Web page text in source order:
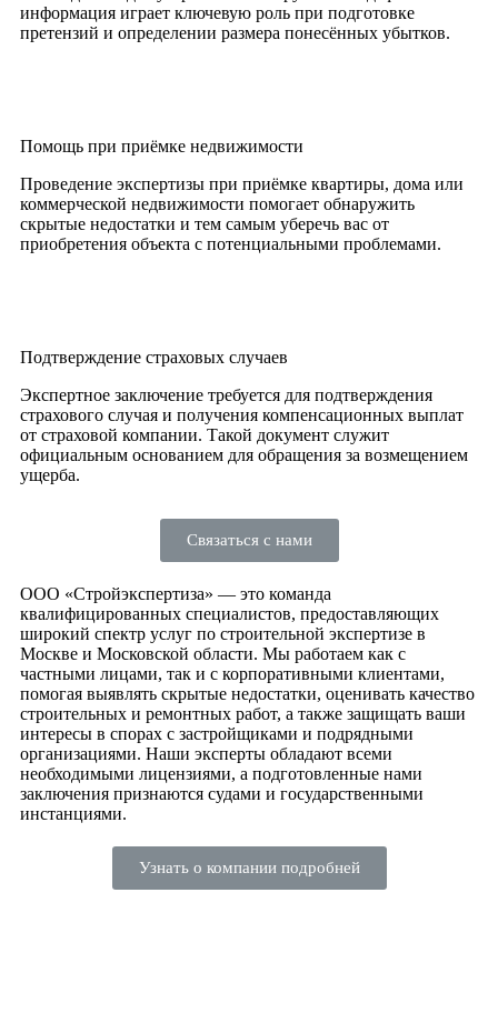
информация играет ключевую роль при подготовке
претензий и определении размера понесённых убытков.
Помощь при приёмке недвижимости
Проведение экспертизы при приёмке квартиры, дома или
коммерческой недвижимости помогает обнаружить
скрытые недостатки и тем самым уберечь вас от
приобретения объекта с потенциальными проблемами.
Подтверждение страховых случаев
Экспертное заключение требуется для подтверждения
страхового случая и получения компенсационных выплат
от страховой компании. Такой документ служит
официальным основанием для обращения за возмещением
ущерба.
Связаться с нами
ООО «Стройэкспертиза» — это команда
квалифицированных специалистов, предоставляющих
широкий спектр услуг по строительной экспертизе в
Москве и Московской области. Мы работаем как с
частными лицами, так и с корпоративными клиентами,
помогая выявлять скрытые недостатки, оценивать качество
строительных и ремонтных работ, а также защищать ваши
интересы в спорах с застройщиками и подрядными
организациями. Наши эксперты обладают всеми
необходимыми лицензиями, а подготовленные нами
заключения признаются судами и государственными
инстанциями.
Узнать о компании подробней